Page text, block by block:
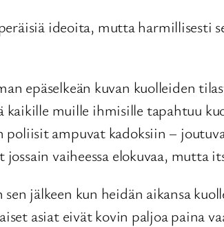
ideoita, mutta harmillisesti
epäselkeän kuvan kuolleiden
muille ihmisille tapahtuu
ampuvat kadoksiin –
vaiheessa elokuvaa, mutta
jälkeen kun heidän aikansa
asiat eivät kovin paljoa paina